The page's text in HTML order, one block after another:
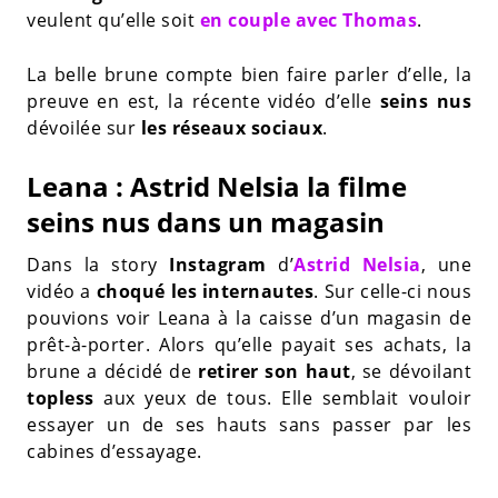
veulent qu’elle soit en couple avec Thomas.
La belle brune compte bien faire parler d’elle, la
preuve en est, la récente vidéo d’elle seins nus
dévoilée sur les réseaux sociaux.
Leana : Astrid Nelsia la filme
seins nus dans un magasin
Dans la story Instagram d’Astrid Nelsia, une
vidéo a choqué les internautes. Sur celle-ci nous
pouvions voir Leana à la caisse d’un magasin de
prêt-à-porter. Alors qu’elle payait ses achats, la
brune a décidé de retirer son haut, se dévoilant
topless aux yeux de tous. Elle semblait vouloir
essayer un de ses hauts sans passer par les
cabines d’essayage.